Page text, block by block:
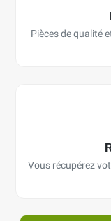
Pièces de qualité
Vous récupérez